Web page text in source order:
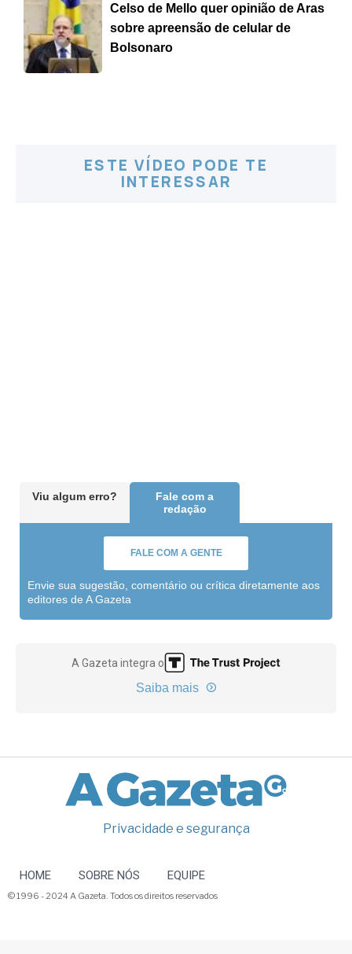
Celso de Mello quer opinião de Aras
sobre apreensão de celular de
Bolsonaro
ESTE VÍDEO PODE TE
INTERESSAR
Viu algum erro?
Fale com a
redação
FALE COM A GENTE
Envie sua sugestão, comentário ou crítica diretamente aos
editores de A Gazeta
A Gazeta integra o
Saiba mais
Privacidade e segurança
HOME SOBRE NÓS EQUIPE
© 1996 - 2024 A Gazeta. Todos os direitos reservados